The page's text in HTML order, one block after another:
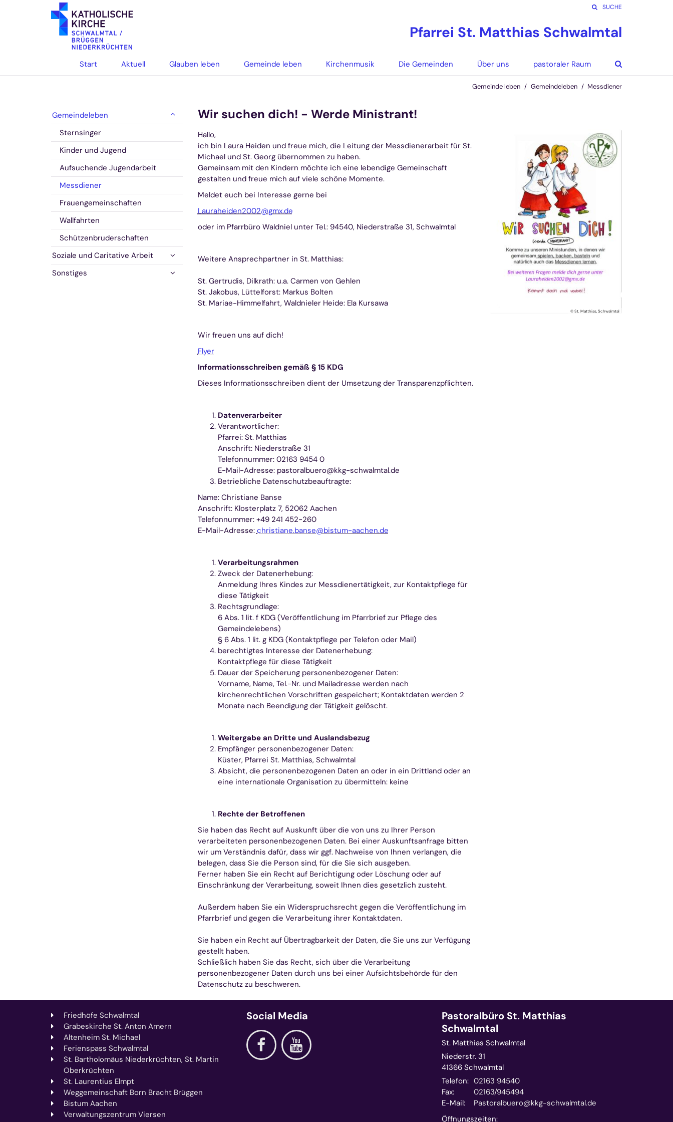
Zum Inhalt springen SUCHE
Pfarrei St. Matthias Schwalmtal
Start Aktuell Glauben leben Gemeinde leben Kirchenmusik Die Gemeinden Über uns pastoraler Raum
Gemeinde leben Gemeindeleben Messdiener
Wir suchen dich! - Werde Ministrant!
© St. Matthias, Schwalmtal
Hallo,
ich bin Laura Heiden und freue mich, die Leitung der Messdienerarbeit für St.
Michael und St. Georg übernommen zu haben.
Gemeinsam mit den Kindern möchte ich eine lebendige Gemeinschaft
gestalten und freue mich auf viele schöne Momente.
Meldet euch bei Interesse gerne bei
Lauraheiden2002@gmx.de
oder im Pfarrbüro Waldniel unter Tel.: 94540, Niederstraße 31, Schwalmtal
Weitere Ansprechpartner in St. Matthias:
St. Gertrudis, Dilkrath: u.a. Carmen von Gehlen
St. Jakobus, Lüttelforst: Markus Bolten
St. Mariae-Himmelfahrt, Waldnieler Heide: Ela Kursawa
Wir freuen uns auf dich!
Flyer
Informationsschreiben gemäß § 15 KDG
Dieses Informationsschreiben dient der Umsetzung der Transparenzpflichten.
Datenverarbeiter
Verantwortlicher:
Pfarrei: St. Matthias
Anschrift: Niederstraße 31
Telefonnummer: 02163 9454 0
E-Mail-Adresse: pastoralbuero@kkg-schwalmtal.de
Betriebliche Datenschutzbeauftragte:
Name: Christiane Banse
Anschrift: Klosterplatz 7, 52062 Aachen
Telefonnummer: +49 241 452-260
E-Mail-Adresse:christiane.banse@bistum-aachen.de
Verarbeitungsrahmen
Zweck der Datenerhebung:
Anmeldung Ihres Kindes zur Messdienertätigkeit, zur Kontaktpflege für
diese Tätigkeit
Rechtsgrundlage:
6 Abs. 1 lit. f KDG (Veröffentlichung im Pfarrbrief zur Pflege des
Gemeindelebens)
§ 6 Abs. 1 lit. g KDG (Kontaktpflege per Telefon oder Mail)
berechtigtes Interesse der Datenerhebung:
Kontaktpflege für diese Tätigkeit
Dauer der Speicherung personenbezogener Daten:
Vorname, Name, Tel.-Nr. und Mailadresse werden nach
kirchenrechtlichen Vorschriften gespeichert; Kontaktdaten werden 2
Monate nach Beendigung der Tätigkeit gelöscht.
Weitergabe an Dritte und Auslandsbezug
Empfänger personenbezogener Daten:
Küster, Pfarrei St. Matthias, Schwalmtal
Absicht, die personenbezogenen Daten an oder in ein Drittland oder an
eine internationale Organisation zu übermitteln: keine
Rechte der Betroffenen
Sie haben das Recht auf Auskunft über die von uns zu Ihrer Person
verarbeiteten personenbezogenen Daten. Bei einer Auskunftsanfrage bitten
wir um Verständnis dafür, dass wir ggf. Nachweise von Ihnen verlangen, die
belegen, dass Sie die Person sind, für die Sie sich ausgeben.
Ferner haben Sie ein Recht auf Berichtigung oder Löschung oder auf
Einschränkung der Verarbeitung, soweit Ihnen dies gesetzlich zusteht.
Außerdem haben Sie ein Widerspruchsrecht gegen die Veröffentlichung im
Pfarrbrief und gegen die Verarbeitung ihrer Kontaktdaten.
Sie haben ein Recht auf Übertragbarkeit der Daten, die Sie uns zur Verfügung
gestellt haben.
Schließlich haben Sie das Recht, sich über die Verarbeitung
personenbezogener Daten durch uns bei einer Aufsichtsbehörde für den
Datenschutz zu beschweren.
Gemeindeleben
Sternsinger
Kinder und Jugend
Aufsuchende Jugendarbeit
Messdiener
Frauengemeinschaften
Wallfahrten
Schützenbruderschaften
Soziale und Caritative Arbeit
Sonstiges
Friedhöfe Schwalmtal
Grabeskirche St. Anton Amern
Altenheim St. Michael
Ferienspass Schwalmtal
St. Bartholomäus Niederkrüchten, St. Martin
Oberkrüchten
St. Laurentius Elmpt
Weggemeinschaft Born Bracht Brüggen
Bistum Aachen
Verwaltungszentrum Viersen
Social Media
Pastoralbüro St. Matthias
Schwalmtal
St. Matthias Schwalmtal
Niederstr. 31
41366 Schwalmtal
Telefon: 02163 94540
Fax:
02163/945494
E-Mail:
Pastoralbuero@kkg-schwalmtal.de
Öffnungszeiten: